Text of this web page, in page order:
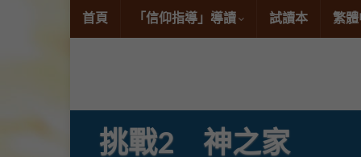
首頁 「信仰指導」導讀 試讀本 繁
挑戰2 神之家